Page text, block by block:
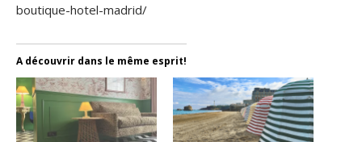
boutique-hotel-madrid/
A découvrir dans le même esprit!